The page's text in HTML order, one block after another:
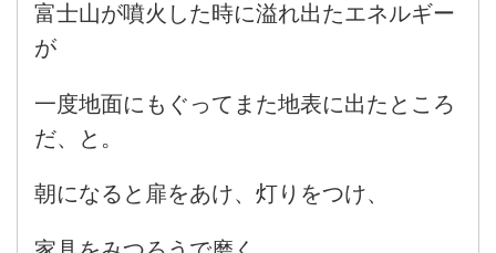
富士山が噴火した時に溢れ出たエネルギー
が
一度地面にもぐってまた地表に出たところ
だ、と。
朝になると扉をあけ、灯りをつけ、